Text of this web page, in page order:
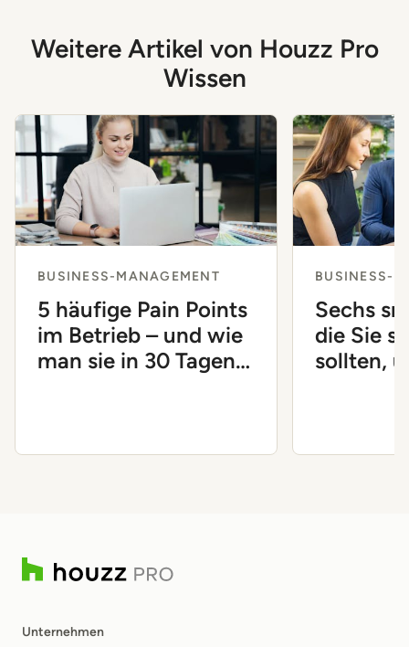
Weitere Artikel von Houzz Pro
Wissen
BUSINESS-MANAGEMENT
5 häufige Pain Points
im Betrieb – und wie
man sie in 30 Tagen
BUSINESS-
Sechs
die Sie
sollten,
Unternehmen